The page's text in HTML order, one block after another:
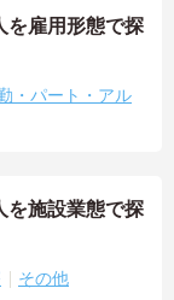
を雇用形態で探
・パート・アル
を施設業態で探
その他